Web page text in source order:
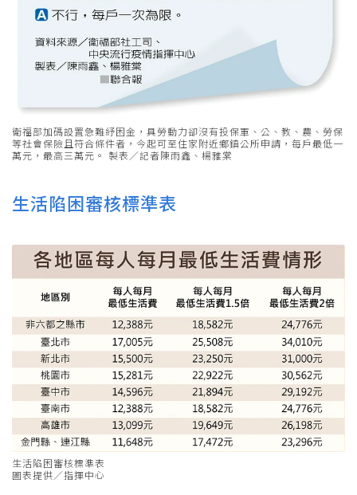
衛福部加碼設置急難紓困金，具勞動力卻沒有投保軍、公、教、農、勞保
等社會保險且符合條件者，今起可至住家附近鄉鎮公所申請，每戶最低一
萬元，最高三萬元。 製表／記者陳雨鑫、楊雅棠
生活陷困審核標準表
生活陷困審核標準表
圖表提供／指揮中心